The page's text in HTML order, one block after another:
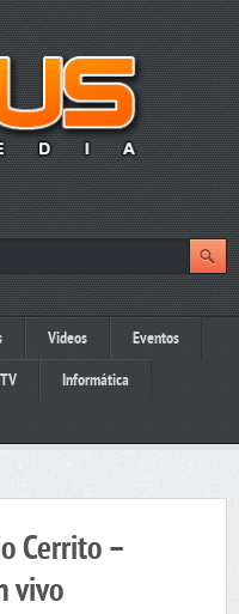
Videos Eventos
Informática
Cerrito –
vivo